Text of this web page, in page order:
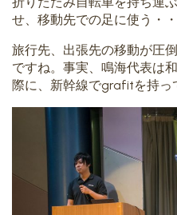
せ、移動先での足に使う・・
旅行先、出張先の移動が圧
ですね。事実、鳴海代表は
際に、新幹線でgrafitを持っ